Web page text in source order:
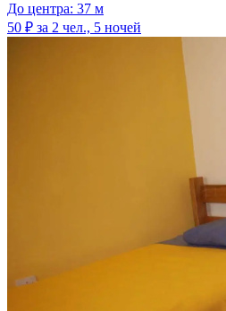
До центра: 37 м
50 ₽ за 2 чел., 5 ночей